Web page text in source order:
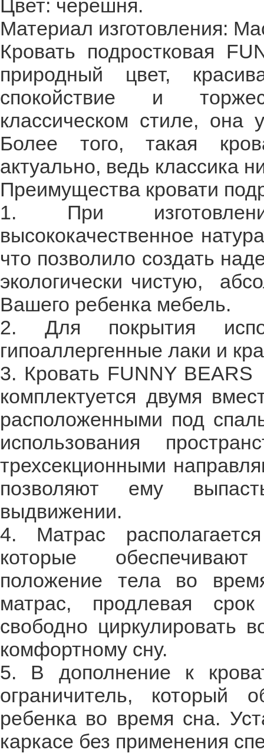
Цвет: черешня.
Материал изготовления:
Кровать подростковая
природный цвет,
спокойствие и
классическом стиле, она
Более того, такая
актуально, ведь классика
Преимущества кровати
1. При
высококачественное
что позволило создать
экологически чистую,
Вашего ребенка мебель.
2. Для покрытия
гипоаллергенные лаки и
3. Кровать FUNNY
комплектуется двумя
расположенными под
использования
трехсекционными
позволяют ему
выдвижении.
4. Матрас
которые
положение тела во
матрас, продлевая
свободно циркулировать
комфортному сну.
5. В дополнение к
ограничитель, который
ребенка во время сна.
каркасе без применения